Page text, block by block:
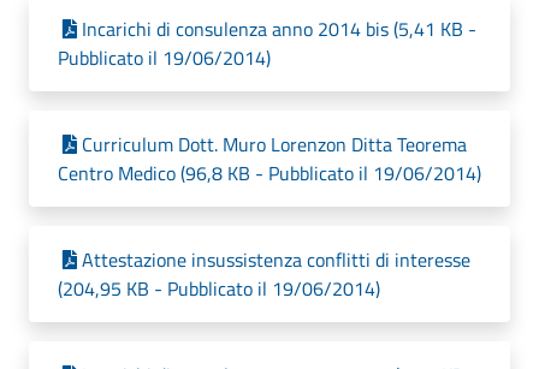
Incarichi di consulenza anno 2014 bis (5,41 KB -
Pubblicato il 19/06/2014)
Curriculum Dott. Muro Lorenzon Ditta Teorema
Centro Medico (96,8 KB - Pubblicato il 19/06/2014)
Attestazione insussistenza conflitti di interesse
(204,95 KB - Pubblicato il 19/06/2014)